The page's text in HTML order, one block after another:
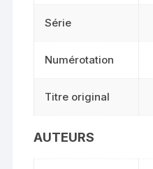
Série
Numérotation
Titre original
AUTEURS